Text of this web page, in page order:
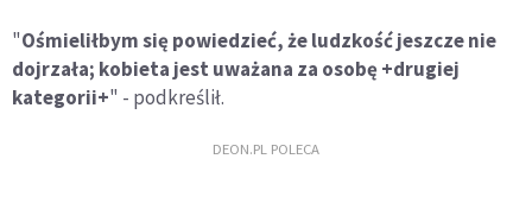
"Ośmieliłbym się powiedzieć, że ludzkość jeszcze nie
dojrzała; kobieta jest uważana za osobę +drugiej
kategorii+" - podkreślił.
DEON.PL POLECA